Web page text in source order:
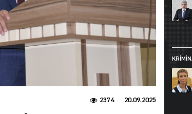
20.09.2025
2374